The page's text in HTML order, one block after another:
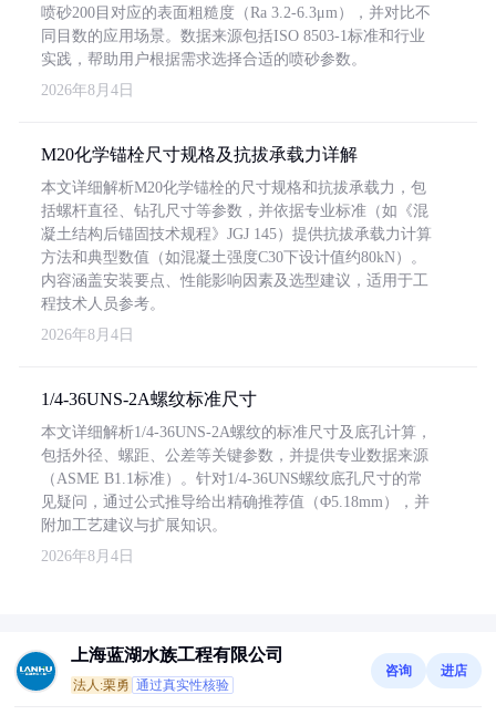
喷砂200目对应的表面粗糙度（Ra 3.2-6.3μm），并对比不
同目数的应用场景。数据来源包括ISO 8503-1标准和行业
实践，帮助用户根据需求选择合适的喷砂参数。
2026年8月4日
M20化学锚栓尺寸规格及抗拔承载力详解
本文详细解析M20化学锚栓的尺寸规格和抗拔承载力，包
括螺杆直径、钻孔尺寸等参数，并依据专业标准（如《混
凝土结构后锚固技术规程》JGJ 145）提供抗拔承载力计算
方法和典型数值（如混凝土强度C30下设计值约80kN）。
内容涵盖安装要点、性能影响因素及选型建议，适用于工
程技术人员参考。
2026年8月4日
1/4-36UNS-2A螺纹标准尺寸
本文详细解析1/4-36UNS-2A螺纹的标准尺寸及底孔计算，
包括外径、螺距、公差等关键参数，并提供专业数据来源
（ASME B1.1标准）。针对1/4-36UNS螺纹底孔尺寸的常
见疑问，通过公式推导给出精确推荐值（Φ5.18mm），并
附加工艺建议与扩展知识。
2026年8月4日
上海蓝湖水族工程有限公司
法人:栗勇 通过真实性核验
咨询 进店